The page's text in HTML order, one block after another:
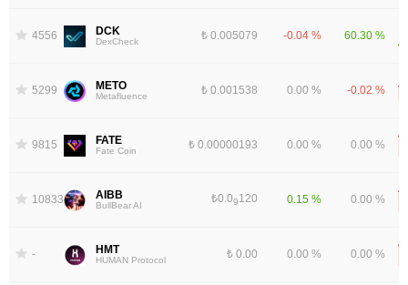
4556 DCK
DexCheck ₺ 0.005079 -0.04 % 60.30 %
5299 METO
Metafluence ₺ 0.001538 0.00 % -0.02 %
9815 FATE
Fate Coin ₺ 0.00000193 0.00 % 0.00 %
10833 AIBB
BullBear AI
₺0.09120 0.15 % 0.00 %
- HMT
HUMAN Protocol ₺ 0.00 0.00 % 0.00 %